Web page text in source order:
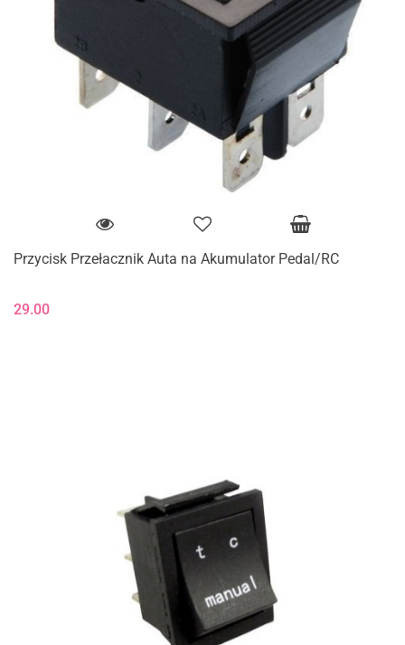
Przycisk Przełacznik Auta na Akumulator Pedal/RC
29.00